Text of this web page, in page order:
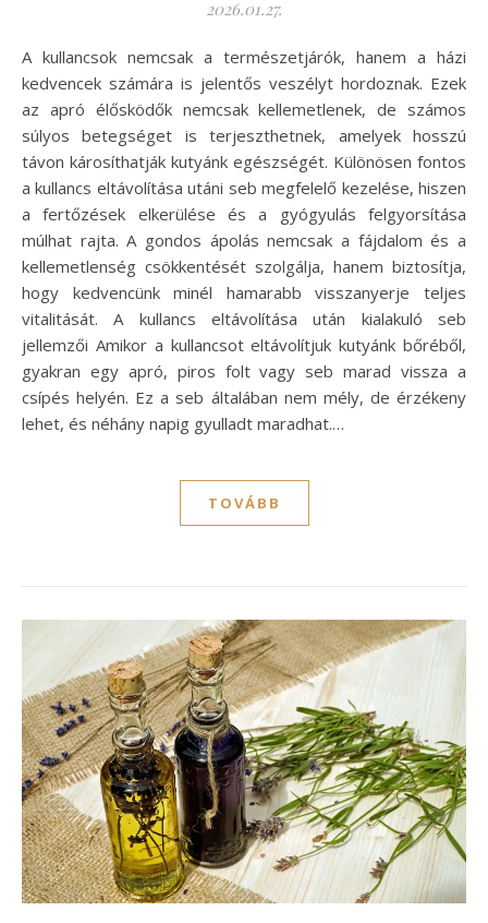
2026.01.27.
A kullancsok nemcsak a természetjárók, hanem a házi
kedvencek számára is jelentős veszélyt hordoznak. Ezek
az apró élősködők nemcsak kellemetlenek, de számos
súlyos betegséget is terjeszthetnek, amelyek hosszú
távon károsíthatják kutyánk egészségét. Különösen fontos
a kullancs eltávolítása utáni seb megfelelő kezelése, hiszen
a fertőzések elkerülése és a gyógyulás felgyorsítása
múlhat rajta. A gondos ápolás nemcsak a fájdalom és a
kellemetlenség csökkentését szolgálja, hanem biztosítja,
hogy kedvencünk minél hamarabb visszanyerje teljes
vitalitását. A kullancs eltávolítása után kialakuló seb
jellemzői Amikor a kullancsot eltávolítjuk kutyánk bőréből,
gyakran egy apró, piros folt vagy seb marad vissza a
csípés helyén. Ez a seb általában nem mély, de érzékeny
lehet, és néhány napig gyulladt maradhat.…
TOVÁBB